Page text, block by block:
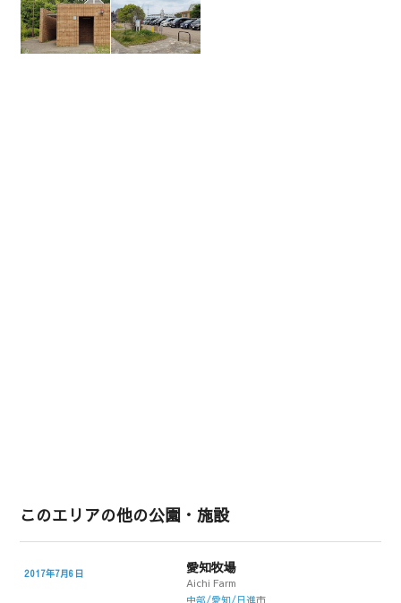
このエリアの他の公園・施設
2017年7月6日 愛知牧場
Aichi Farm
中部/愛知/日進市